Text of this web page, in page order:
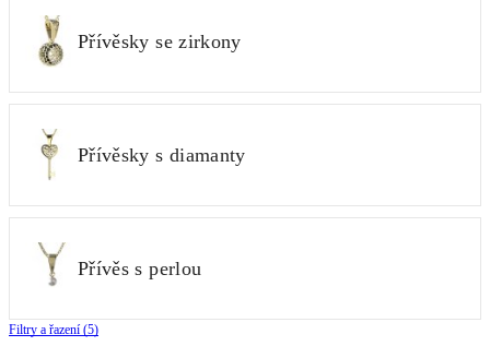
Přívěsky se zirkony
Přívěsky s diamanty
Přívěs s perlou
Filtry a řazení (5)